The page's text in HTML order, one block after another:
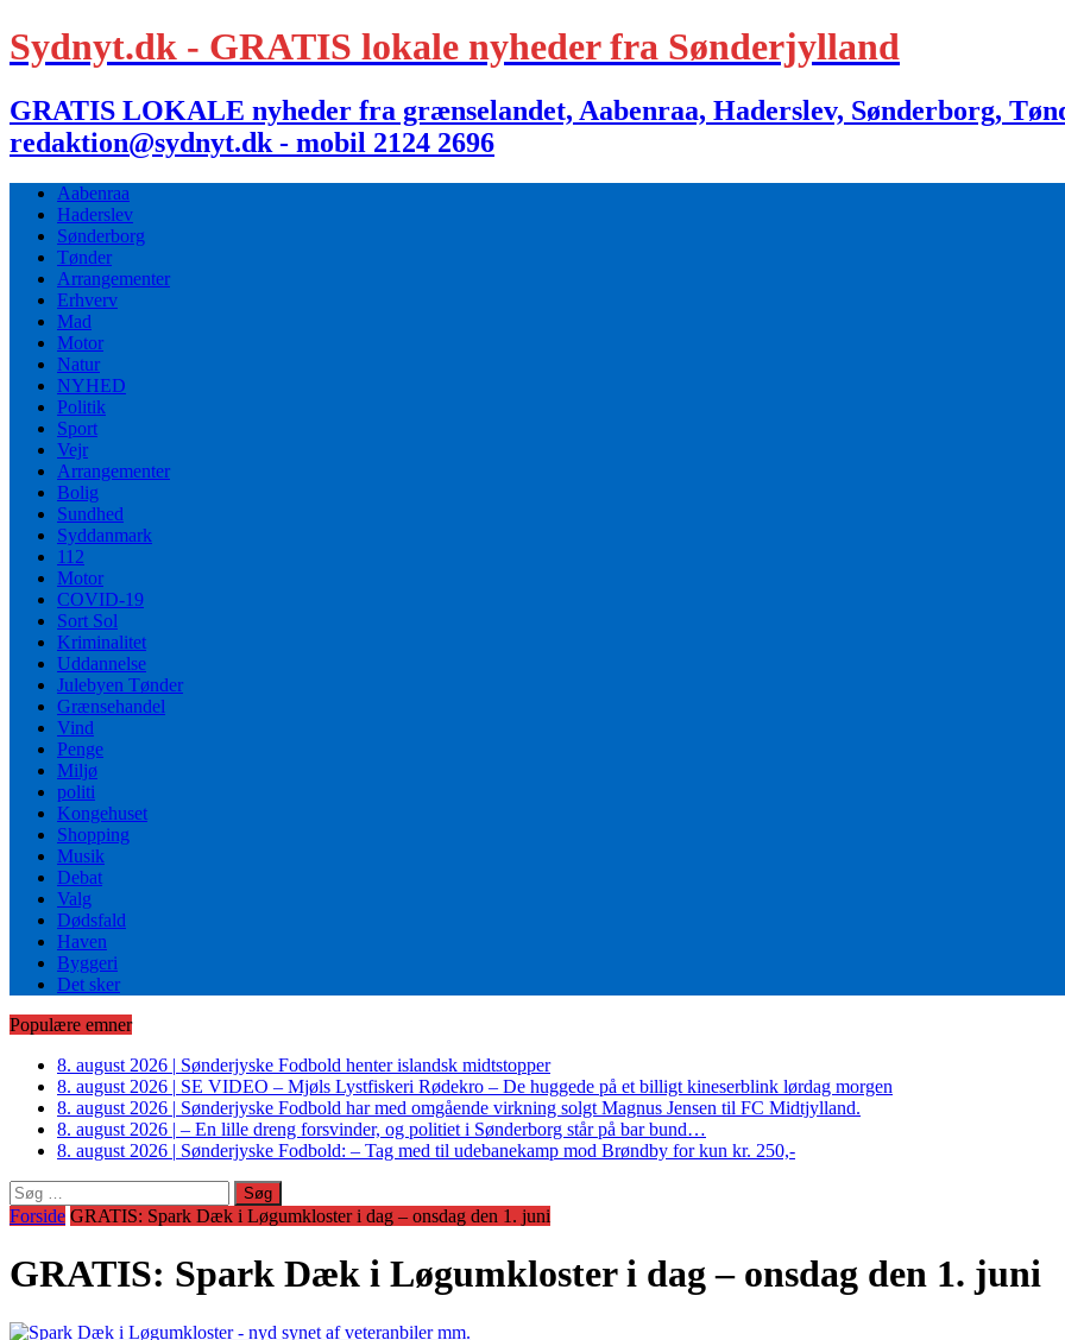
Sydnyt.dk - GRATIS lokale nyheder fra Sønderjylland
GRATIS LOKALE nyheder fra grænselandet, Aabenraa, Haderslev, Sønderborg,
redaktion@sydnyt.dk - mobil 2124 2696
Aabenraa
Haderslev
Sønderborg
Tønder
Arrangementer
Erhverv
Mad
Motor
Natur
NYHED
Politik
Sport
Vejr
Arrangementer
Bolig
Sundhed
Syddanmark
112
Motor
COVID-19
Sort Sol
Kriminalitet
Uddannelse
Julebyen Tønder
Grænsehandel
Vind
Penge
Miljø
politi
Kongehuset
Shopping
Musik
Debat
Valg
Dødsfald
Haven
Byggeri
Det sker
Populære emner
8. august 2026 | Sønderjyske Fodbold henter islandsk midtstopper
8. august 2026 | SE VIDEO – Mjøls Lystfiskeri Rødekro – De huggede på et billigt kineserblink lørdag morgen
8. august 2026 | Sønderjyske Fodbold har med omgående virkning solgt Magnus Jensen til FC Midtjylland.
8. august 2026 | – En lille dreng forsvinder, og politiet i Sønderborg står på bar bund…
8. august 2026 | Sønderjyske Fodbold: – Tag med til udebanekamp mod Brøndby for kun kr. 250,-
Søg
efter:
Forside GRATIS: Spark Dæk i Løgumkloster i dag – onsdag den 1. juni
GRATIS: Spark Dæk i Løgumkloster i dag – onsdag den 1. juni